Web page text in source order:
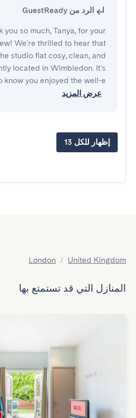
الرد من GuestReady
you so much, Tanya, for your
We're thrilled to hear that
studio flat cosy, clean, and
located in Wimbledon. It's
know you enjoyed the well-e
عرض المزيد
إظهار للكل 13
United Kingdom
/
London
المنازل التي قد تستمتع بها